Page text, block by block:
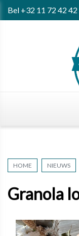
Bel +32 11 72 42 42
HOME NIEUWS
Granola